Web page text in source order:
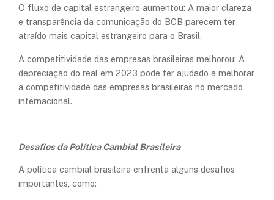
O fluxo de capital estrangeiro aumentou: A maior clareza
e transparência da comunicação do BCB parecem ter
atraído mais capital estrangeiro para o Brasil.
A competitividade das empresas brasileiras melhorou: A
depreciação do real em 2023 pode ter ajudado a melhorar
a competitividade das empresas brasileiras no mercado
internacional.
Desafios da Política Cambial Brasileira
A política cambial brasileira enfrenta alguns desafios
importantes, como: